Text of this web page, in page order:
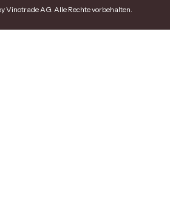
Vinotrade AG. Alle Rechte vorbehalten.